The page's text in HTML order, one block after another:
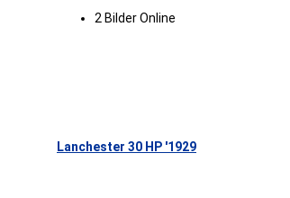
2 Bilder Online
Lanchester 30 HP '1929